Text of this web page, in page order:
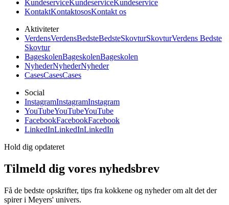
KundeserviceKundeserviceKundeservice
KontaktKontaktososKontakt os
Aktiviteter
VerdensVerdensBedsteBedsteSkovturSkovturVerdens Bedste
Skovtur
BageskolenBageskolenBageskolen
NyhederNyhederNyheder
CasesCasesCases
Social
InstagramInstagramInstagram
YouTubeYouTubeYouTube
FacebookFacebookFacebook
LinkedInLinkedInLinkedIn
Hold dig opdateret
Tilmeld dig vores nyhedsbrev
Få de bedste opskrifter, tips fra kokkene og nyheder om alt det der
spirer i Meyers' univers.